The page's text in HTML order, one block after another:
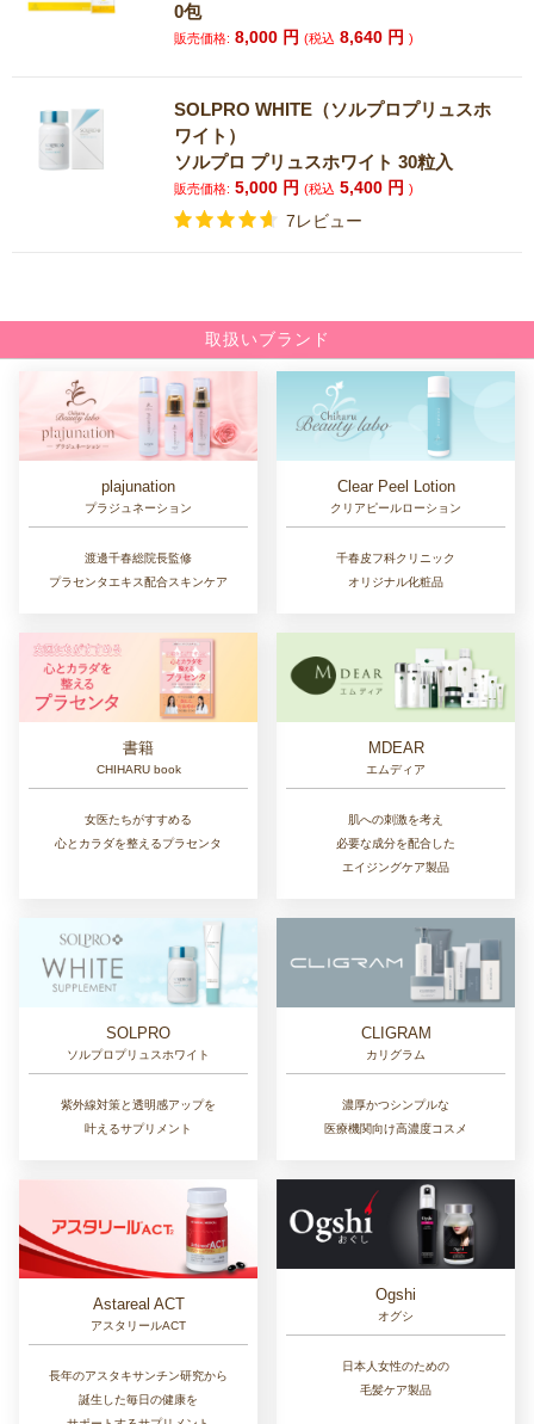
0包
販売価格: 8,000 円(税込 8,640 円)
SOLPRO WHITE（ソルプロプリュスホ
ワイト）
ソルプロ プリュスホワイト 30粒入
販売価格: 5,000 円(税込 5,400 円)
7レビュー
取扱いブランド
plajunation
プラジュネーション
渡邊千春総院長監修
プラセンタエキス配合スキンケア
Clear Peel Lotion
クリアピールローション
千春皮フ科クリニック
オリジナル化粧品
書籍
CHIHARU book
女医たちがすすめる
心とカラダを整えるプラセンタ
MDEAR
エムディア
肌への刺激を考え
必要な成分を配合した
エイジングケア製品
SOLPRO
ソルプロプリュスホワイト
紫外線対策と透明感アップを
叶えるサプリメント
CLIGRAM
カリグラム
濃厚かつシンプルな
医療機関向け高濃度コスメ
Astareal ACT
アスタリールACT
長年のアスタキサンチン研究から
誕生した毎日の健康を
Ogshi
オグシ
日本人女性のための
毛髪ケア製品